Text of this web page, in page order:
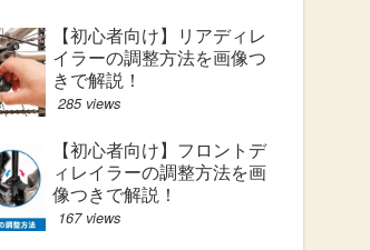
【初心者向け】リアディレ
イラーの調整方法を画像つ
きで解説！
285 views
【初心者向け】フロントデ
ィレイラーの調整方法を画
像つきで解説！
167 views